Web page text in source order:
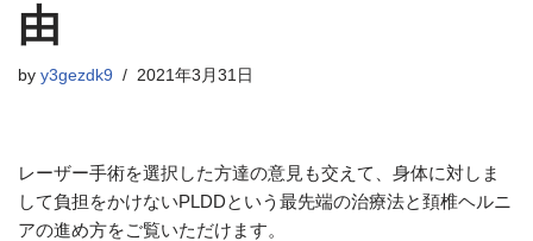
由
by y3gezdk9 2021年3月31日
レーザー手術を選択した方達の意見も交えて、身体に対しま
して負担をかけないPLDDという最先端の治療法と頚椎ヘルニ
アの進め方をご覧いただけます。